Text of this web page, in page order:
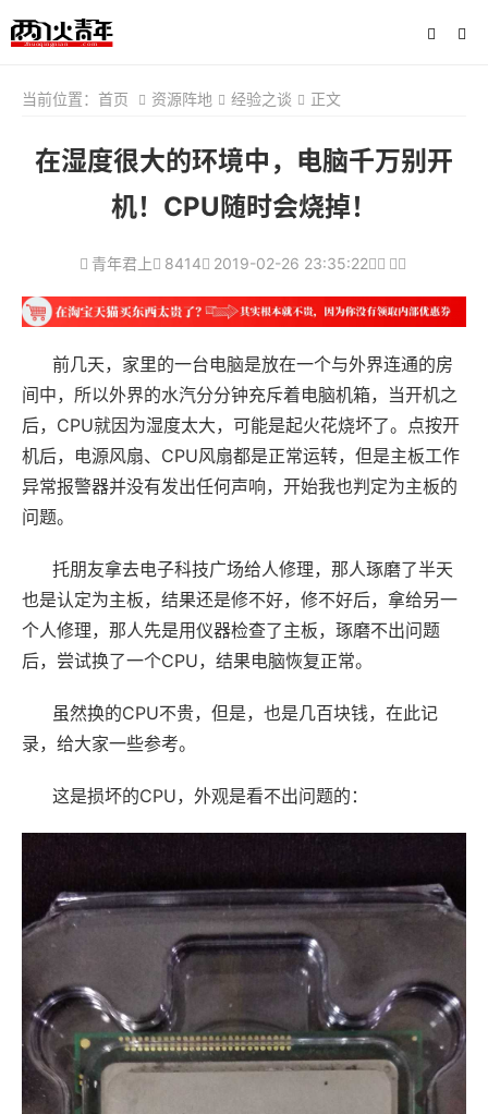
当前位置： 首页 资源阵地 经验之谈 正文
在湿度很大的环境中，电脑千万别开
机！CPU随时会烧掉！
青年君上 8414 2019-02-26 23:35:22
前几天，家里的一台电脑是放在一个与外界连通的房
间中，所以外界的水汽分分钟充斥着电脑机箱，当开机之
后，CPU就因为湿度太大，可能是起火花烧坏了。点按开
机后，电源风扇、CPU风扇都是正常运转，但是主板工作
异常报警器并没有发出任何声响，开始我也判定为主板的
问题。
托朋友拿去电子科技广场给人修理，那人琢磨了半天
也是认定为主板，结果还是修不好，修不好后，拿给另一
个人修理，那人先是用仪器检查了主板，琢磨不出问题
后，尝试换了一个CPU，结果电脑恢复正常。
虽然换的CPU不贵，但是，也是几百块钱，在此记
录，给大家一些参考。
这是损坏的CPU，外观是看不出问题的：